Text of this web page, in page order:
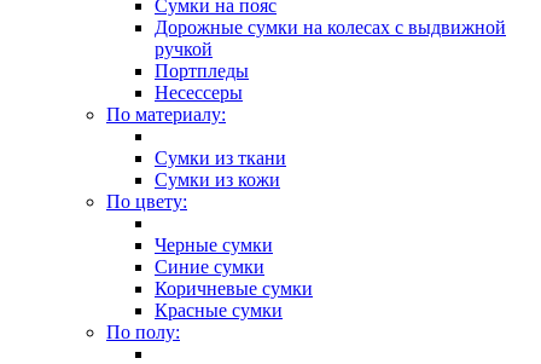
Сумки на пояс
Дорожные сумки на колесах с выдвижной
ручкой
Портпледы
Несессеры
По материалу:
Сумки из ткани
Сумки из кожи
По цвету:
Черные сумки
Синие сумки
Коричневые сумки
Красные сумки
По полу: